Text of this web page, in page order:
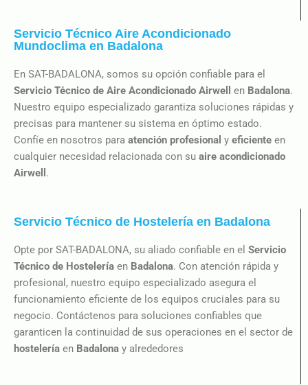
Servicio Técnico Aire Acondicionado
Mundoclima en Badalona
En SAT-BADALONA, somos su opción confiable para el
Servicio Técnico de Aire Acondicionado Airwell
en Badalona.
Nuestro equipo especializado garantiza soluciones rápidas y
precisas para mantener su sistema en óptimo estado.
Confíe en nosotros para atención profesional y eficiente en
cualquier necesidad relacionada con su aire acondicionado
Airwell .
Servicio Técnico de Hostelería en Badalona
Opte por SAT-BADALONA, su aliado confiable en el Servicio
Técnico de Hostelería en Badalona. Con atención rápida y
profesional, nuestro equipo especializado asegura el
funcionamiento eficiente de los equipos cruciales para su
negocio. Contáctenos para soluciones confiables que
garanticen la continuidad de sus operaciones en el sector de
hostelería en Badalona y alrededores